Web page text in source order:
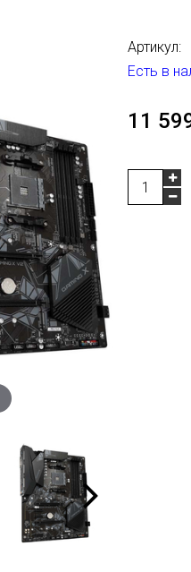
Артикул:
Есть в
11